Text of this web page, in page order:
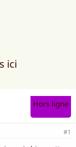
ici
Hors ligne
#1